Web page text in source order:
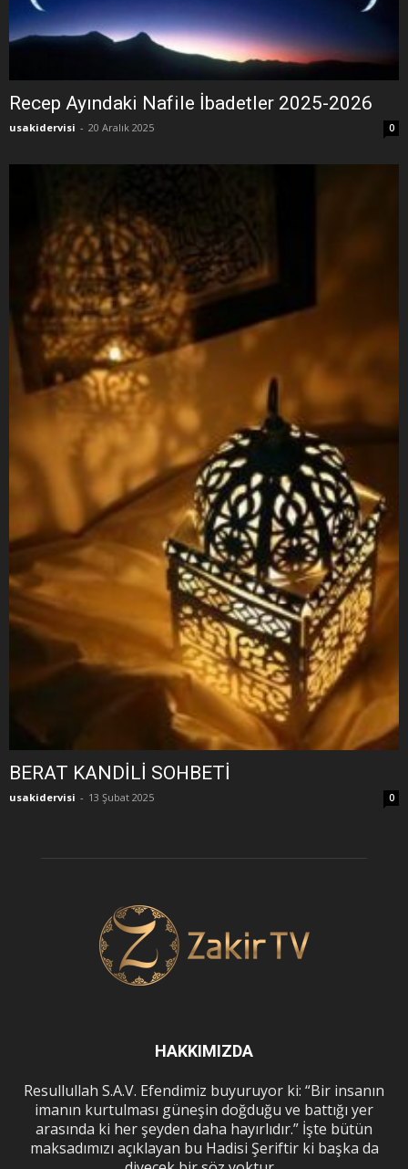
Recep Ayındaki Nafile İbadetler 2025-2026
usakidervisi - 20 Aralık 2025 0
BERAT KANDİLİ SOHBETİ
usakidervisi - 13 Şubat 2025 0
HAKKIMIZDA
Resullullah S.A.V. Efendimiz buyuruyor ki: “Bir insanın
imanın kurtulması güneşin doğduğu ve battığı yer
arasında ki her şeyden daha hayırlıdır.” İşte bütün
maksadımızı açıklayan bu Hadisi Şeriftir ki başka da